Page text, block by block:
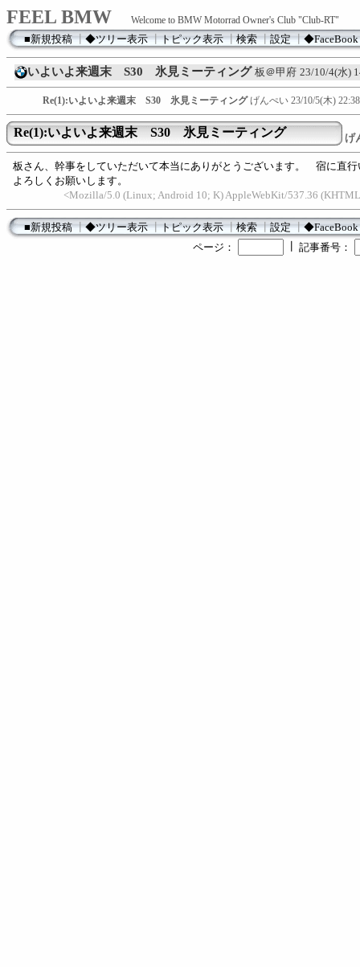
FEEL BMW Welcome to BMW Motorrad Owner's Club "Club-RT"
■新規投稿┃◆ツリー表示┃トピック表示┃検索┃設定┃◆FaceBook
いよいよ来週末 S30 氷見ミーティング 板＠甲府 23/10/4(水)
Re(1):いよいよ来週末 S30 氷見ミーティング げんぺい 23/10/5(木) 22:38
Re(1):いよいよ来週末 S30 氷見ミーティング げ
板さん、幹事をしていただいて本当にありがとうございます。 宿に直行
よろしくお願いします。
<Mozilla/5.0 (Linux; Android 10; K) AppleWebKit/537.36
■新規投稿┃◆ツリー表示┃トピック表示┃検索┃設定┃◆FaceBook
ページ：
記事番号：